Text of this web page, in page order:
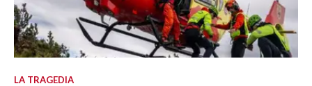
LA TRAGEDIA